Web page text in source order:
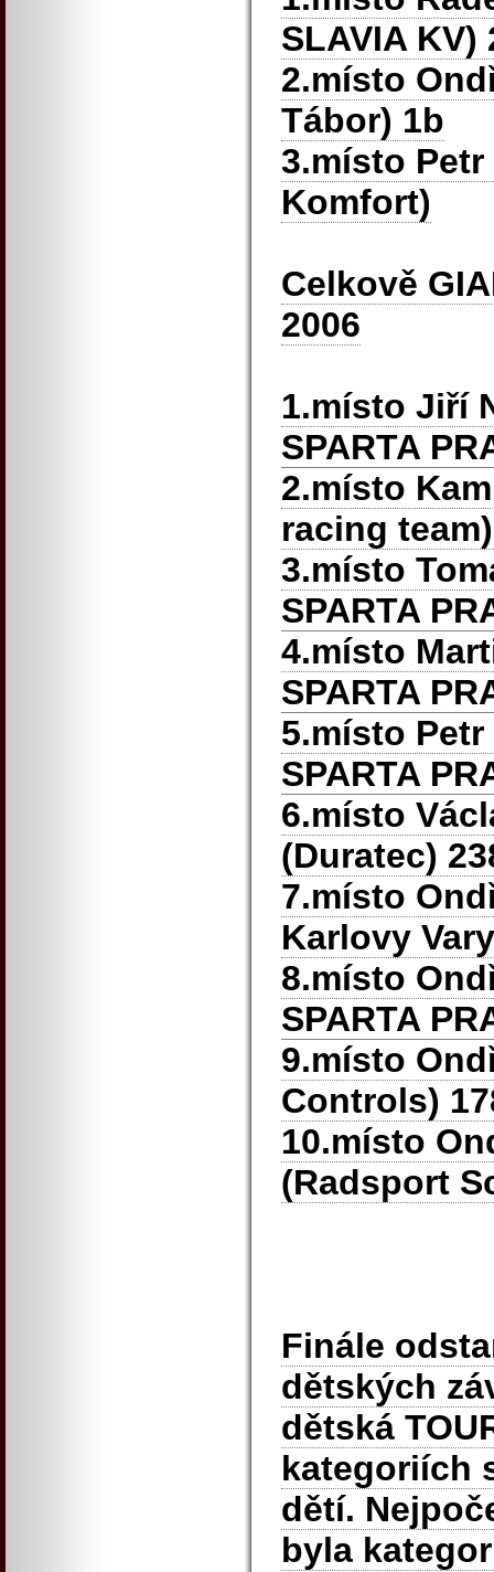
SLAVIA KV)
2.místo
Tábor) 1b
3.místo Petr
Komfort)
Celkově
2006
1.místo Jiří
SPARTA
2.místo
racing
3.místo
SPARTA
4.místo
SPARTA
5.místo
SPARTA
6.místo
(Duratec)
7.místo
Karlovy
8.místo
SPARTA
9.místo
Controls)
10.místo
(Radsport
Finále
dětských
dětská
kategoriích
dětí.
byla